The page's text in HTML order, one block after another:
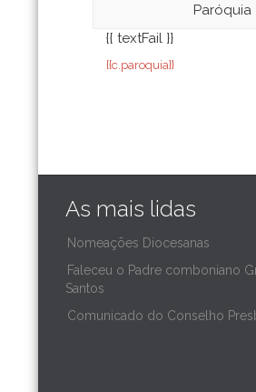
Paróquia
{{ textFail }}
{{c.paroquia}}
As mais lidas
Nomeações Diocesanas
Faleceu o Padre comboniano
Santos
Comunicado do Conselho